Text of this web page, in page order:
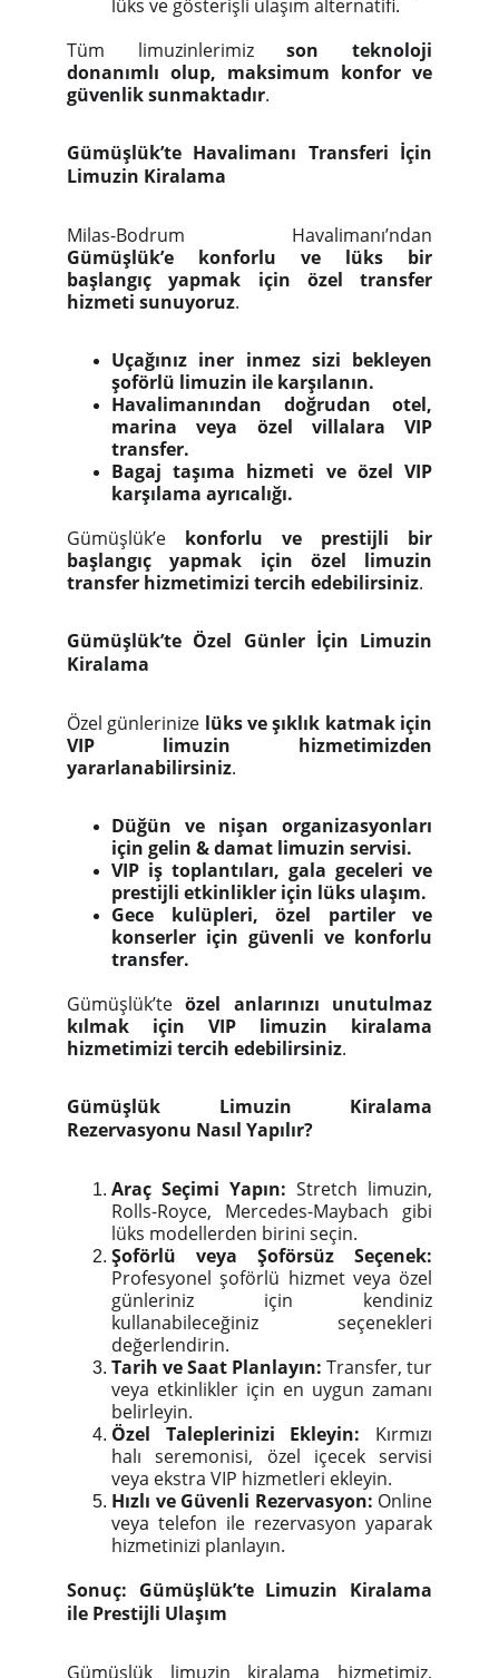
lüks ve gösterişli ulaşım alternatifi.
Tüm limuzinlerimizson teknoloji
donanımlı olup, maksimum konfor ve
güvenlik sunmaktadır.
Gümüşlük’te Havalimanı Transferi İçin
Limuzin Kiralama
Milas-Bodrum Havalimanı’ndan
Gümüşlük’e konforlu ve lüks bir
başlangıç yapmak için özel transfer
hizmeti sunuyoruz.
Uçağınız iner inmez sizi bekleyen
şoförlü limuzin ile karşılanın.
Havalimanından doğrudan otel,
marina veya özel villalara VIP
transfer.
Bagaj taşıma hizmeti ve özel VIP
karşılama ayrıcalığı.
Gümüşlük’e konforlu ve prestijli bir
başlangıç yapmak için özel limuzin
transfer hizmetimizi tercih edebilirsiniz.
Gümüşlük’te Özel Günler İçin Limuzin
Kiralama
Özel günlerinize lüks ve şıklık katmak için
VIP limuzin hizmetimizden
yararlanabilirsiniz.
Düğün ve nişan organizasyonları
için gelin & damat limuzin servisi.
VIP iş toplantıları, gala geceleri ve
prestijli etkinlikler için lüks ulaşım.
Gece kulüpleri, özel partiler ve
konserler için güvenli ve konforlu
transfer.
Gümüşlük’teözel anlarınızı unutulmaz
kılmak için VIP limuzin kiralama
hizmetimizi tercih edebilirsiniz.
Gümüşlük Limuzin Kiralama
Rezervasyonu Nasıl Yapılır?
Araç Seçimi Yapın: Stretch limuzin,
Rolls-Royce, Mercedes-Maybach gibi
lüks modellerden birini seçin.
Şoförlü veya Şoförsüz Seçenek:
Profesyonel şoförlü hizmet veya özel
günleriniz için kendiniz
kullanabileceğiniz seçenekleri
değerlendirin.
Tarih ve Saat Planlayın: Transfer, tur
veya etkinlikler için en uygun zamanı
belirleyin.
Özel Taleplerinizi Ekleyin: Kırmızı
halı seremonisi, özel içecek servisi
veya ekstra VIP hizmetleri ekleyin.
Hızlı ve Güvenli Rezervasyon: Online
veya telefon ile rezervasyon yaparak
hizmetinizi planlayın.
Sonuç: Gümüşlük’te Limuzin Kiralama
ile Prestijli Ulaşım
Gümüşlük limuzin kiralama hizmetimiz,